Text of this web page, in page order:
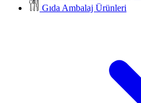
Gıda Ambalaj Ürünleri